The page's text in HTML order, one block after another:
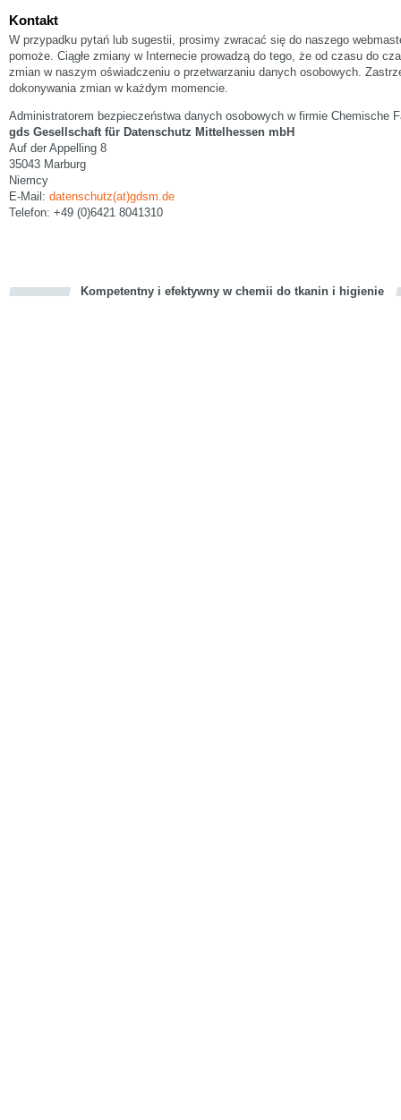
Kontakt
W przypadku pytań lub sugestii, prosimy zwracać się do naszego
pomoże. Ciągłe zmiany w Internecie prowadzą do tego, że od czasu do
zmian w naszym oświadczeniu o przetwarzaniu danych osobowych.
dokonywania zmian w każdym momencie.
Administratorem bezpieczeństwa danych osobowych w firmie Chemische
gds Gesellschaft für Datenschutz Mittelhessen mbH
Auf der Appelling 8
35043 Marburg
Niemcy
E-Mail: datenschutz(at)gdsm.de
Telefon: +49 (0)6421 8041310
Kompetentny i efektywny w chemii do tkanin i higienie